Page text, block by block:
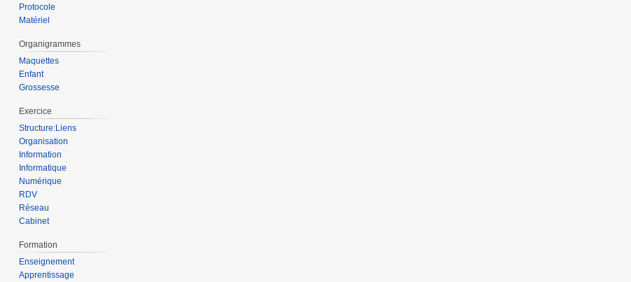
Protocole
Matériel
Organigrammes
Maquettes
Enfant
Grossesse
Exercice
Structure:Liens
Organisation
Information
Informatique
Numérique
RDV
Réseau
Cabinet
Formation
Enseignement
Apprentissage